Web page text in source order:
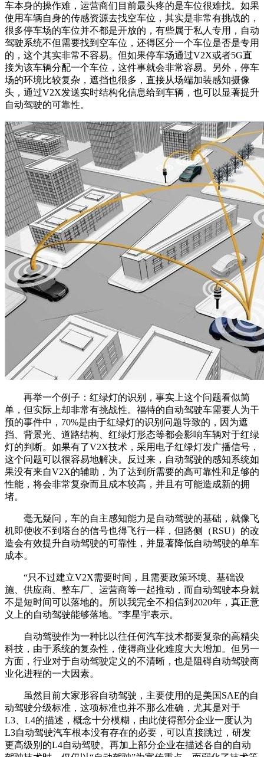
车本身的操作难，运营商们目前最头疼的是车位很难找。如果
使用车辆自身的传感资源去找空车位，其实是非常有挑战的，
很多停车场的车位并不都是开放的，有些属于私人专用，自动
驾驶系统不但需要找到空车位，还得区分一个车位是否是专用
的，这个其实非常不容易。但如果停车场通过V2X或者5G直
接为该车辆分配一个车位，这件事就会非常容易。另外，停车
场的环境比较复杂，遮挡也很多，直接从场端加装感知摄像
头，通过V2X发送实时结构化信息给到车辆，也可以显著提升
自动驾驶的可靠性。
再举一个例子：红绿灯的识别，事实上这个问题看似简
单，但实际上却非常有挑战性。福特的自动驾驶车需要人为干
预的事件中，70%是由于红绿灯的识别问题导致的，因为遮
挡、背景光、道路结构、红绿灯形态等都会影响车辆对于红绿
灯的判断。如果有了V2X技术，采用电子红绿灯发广播信号，
这个问题可以很容易地解决。反过来，自动驾驶的感知系统如
果没有来自V2X的辅助，为了达到所需要的高可靠性和足够的
性能，将会非常复杂而且成本较高，并且有可能造成新的拥
堵。
毫无疑问，车的自主感知能力是自动驾驶的基础，就像飞
机即使收不到塔台的信号也得飞行一样，但路侧（RSU）的改
造会有效提升自动驾驶的可靠性，并显著降低自动驾驶的单车
成本。
“只不过建立V2X需要时间，且需要政策环境、基础设
施、供应商、整车厂、运营商等一起推动，而自动驾驶本身就
不是短时间可以落地的。所以我完全不相信到2020年，真正意
义上的自动驾驶能够落地。”李星宇表示。
自动驾驶作为一种比以往任何汽车技术都要复杂的高精尖
科技，由于系统的复杂性，使得商业化难度大大增加。但另一
方面，行业对于自动驾驶定义的不清晰，也是阻碍自动驾驶商
业化进程的一大因素。
虽然目前大家形容自动驾驶，主要使用的是美国SAE的自
动驾驶分级标准，这项标准也并不那么准确，尤其是对于
L3、L4的描述，概念十分模糊，由此使得部分企业一度认为
L3自动驾驶汽车根本没有存在的必要，可以直接跳过，研发
更高级别的L4自动驾驶。再加上部分企业在描述各自的自动